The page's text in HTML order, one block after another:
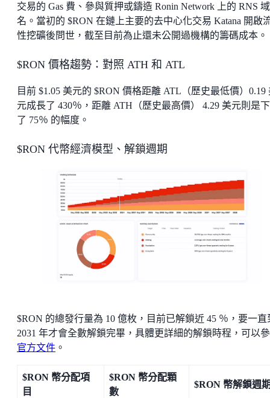
交易的 Gas 費、參與質押或鑄造 Ronin Network 上的 RNS 域
名。當初的 $RON 在鏈上主要的去中心化交易 Katana 開啟
性挖礦後問世，截至目前為止還未公開過機構的籌碼成本。
$RON 價格趨勢：對照 ATH 和 ATL
目前 $1.05 美元的 $RON 價格距離 ATL（歷史最低價）0.19
元成長了 430％，距離 ATH（歷史最高價） 4.29 美元則是
了 75％ 的幅度。
$RON 代幣經濟模型、解鎖週期
$RON 的總發行量為 10 億枚，目前已解鎖近 45 ％，要一直
2031 年才會全數解鎖完畢，具體更詳細的解鎖時程，可以
官方文件 。
$RON 幣分配項
目
$RON 幣分配顆
數
$RON 幣解鎖週